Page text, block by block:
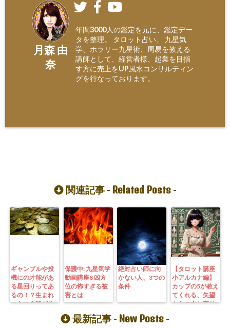
月森 由
奈
年間3000人の鑑定を元に、鑑定デー
タを整理。 タロット占い、 九星気
学、ホラリー九星術、周易を教える
講師として、経営者様、起業を目指
す方に売上をUP風水コンサルティン
グを行なっております。
関連記事 - Related Posts-
ギャンブルや投
機にの才能があ
る星回りってあ
るの！？生まれ
つきの金運が分
保護中: 九星気学
動画講座8 凶方
位の怖すぎる被
害とは
絶対占い師に向
かない人、3つの
条件
【タロット講座
小アルカナ編】
カップの5が教え
てくれる、失望
からの立ち直り
最新記事 - New Posts -